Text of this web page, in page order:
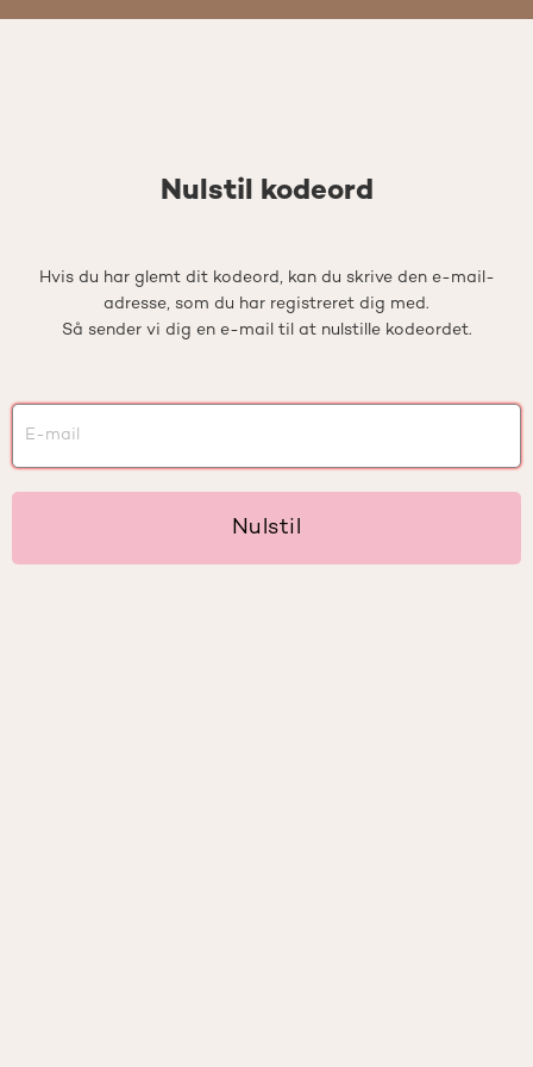
Nulstil kodeord
Hvis du har glemt dit kodeord, kan du skrive den e-mail-
adresse, som du har registreret dig med.
Så sender vi dig en e-mail til at nulstille kodeordet.